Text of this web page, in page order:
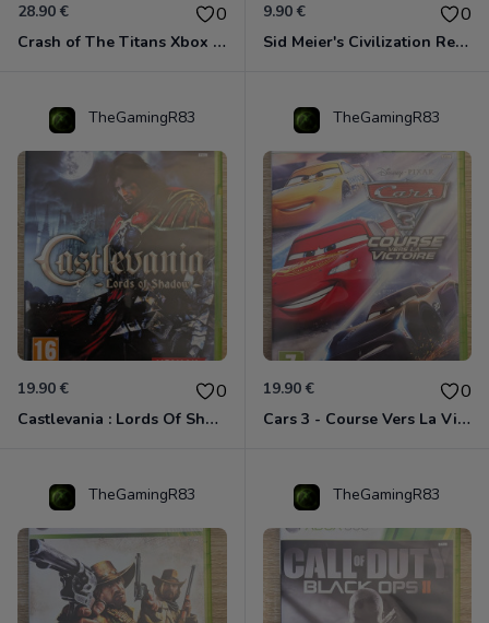
28.90 € 0
Crash of The Titans Xbox 360
9.90 € 0
Sid Meier's Civilization Revolution Xbox 360
TheGamingR83
19.90 € 0
Castlevania : Lords Of Shadow Xbox 360
TheGamingR83
19.90 € 0
Cars 3 - Course Vers La Victoire Xbox 360
TheGamingR83 TheGamingR83